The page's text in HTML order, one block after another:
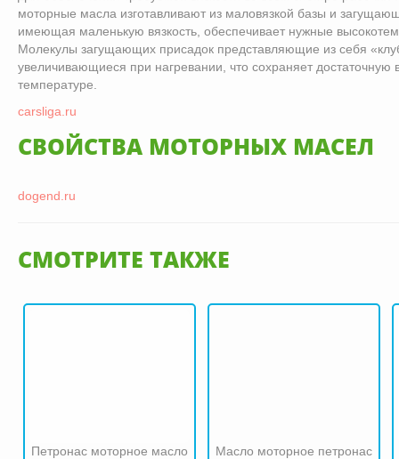
моторные масла изготавливают из маловязкой базы и
имеющая маленькую вязкость, обеспечивает нужные
Молекулы загущающих присадок представляющие из себя
увеличивающиеся при нагревании, что сохраняет достаточную
температуре.
carsliga.ru
СВОЙСТВА МОТОРНЫХ МАСЕЛ
dogend.ru
СМОТРИТЕ ТАКЖЕ
Петронас моторное масло Масло моторное петронас